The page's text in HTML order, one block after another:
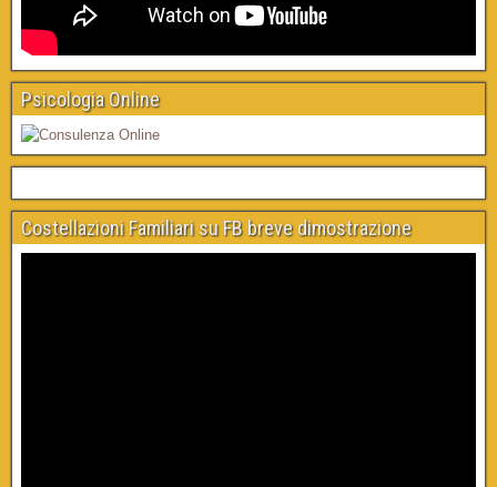
Psicologia Online
Costellazioni Familiari su FB breve dimostrazione